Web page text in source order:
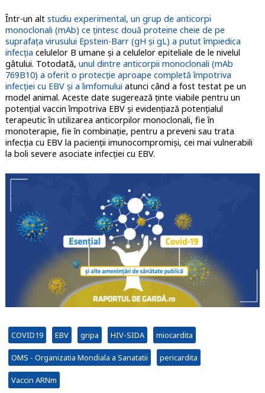
Într-un alt studiu experimental, un grup de anticorpi
monoclonali (mAb) ce țintesc două proteine cheie de pe
suprafața virusului Epstein-Barr (gH și gL) a putut împiedica
infecția celulelor B umane și a celulelor epiteliale de le nivelul
gâtului. Totodată, unul dintre anticorpii monoclonali (mAb
769B10) a oferit o protecție aproape completă împotriva
infecției cu EBV și a limfomului atunci când a fost testat pe un
model animal. Aceste date sugerează ținte viabile pentru un
potențial vaccin împotriva EBV și evidențiază potențialul
terapeutic în utilizarea anticorpilor monoclonali, fie în
monoterapie, fie în combinație, pentru a preveni sau trata
infecția cu EBV la pacienții imunocompromiși, cei mai vulnerabili
la boli severe asociate infecției cu EBV.
COVID19 EBV gripa HIV-SIDA miocardita
OMS - Organizatia Mondiala a Sanatatii pericardita
Vaccin ARNm